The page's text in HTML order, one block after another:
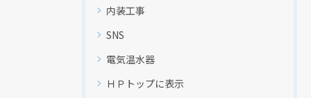
内装工事
SNS
電気温水器
ＨＰトップに表示